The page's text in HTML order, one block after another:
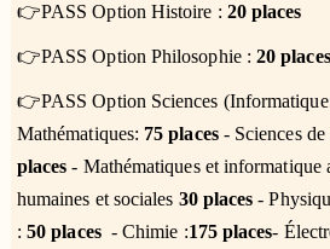
👉PASS Option Histoire : 20 places
👉PASS Option Philosophie : 20 places
👉PASS Option Sciences
Mathématiques: 75 places- Sciences de
places - Mathématiques et informatique
humaines et sociales 30 places -
:50 places - Chimie :175 places-